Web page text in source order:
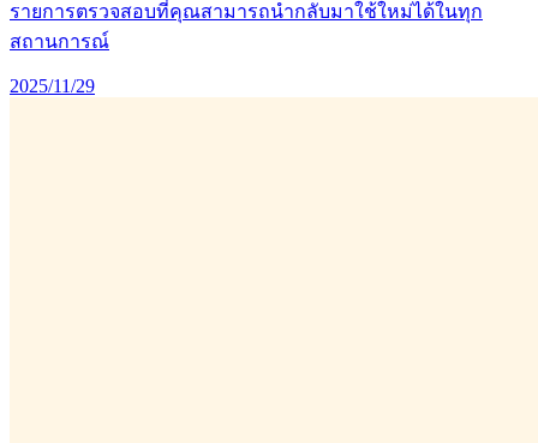
รายการตรวจสอบที่คุณสามารถนำกลับมาใช้ใหม่ได้ในทุก
สถานการณ์
2025/11/29